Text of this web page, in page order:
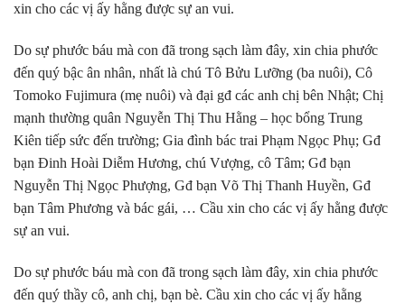
xin cho các vị ấy hằng được sự an vui.
Do sự phước báu mà con đã trong sạch làm đây, xin chia phước
đến quý bậc ân nhân, nhất là chú Tô Bửu Lưỡng (ba nuôi), Cô
Tomoko Fujimura (mẹ nuôi) và đại gđ các anh chị bên Nhật; Chị
mạnh thường quân Nguyễn Thị Thu Hằng – học bổng Trung
Kiên tiếp sức đến trường; Gia đình bác trai Phạm Ngọc Phụ; Gđ
bạn Đinh Hoài Diễm Hương, chú Vượng, cô Tâm; Gđ bạn
Nguyễn Thị Ngọc Phượng, Gđ bạn Võ Thị Thanh Huyền, Gđ
bạn Tâm Phương và bác gái, … Cầu xin cho các vị ấy hằng được
sự an vui.
Do sự phước báu mà con đã trong sạch làm đây, xin chia phước
đến quý thầy cô, anh chị, bạn bè. Cầu xin cho các vị ấy hằng